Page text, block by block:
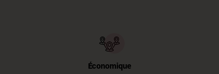
Économique